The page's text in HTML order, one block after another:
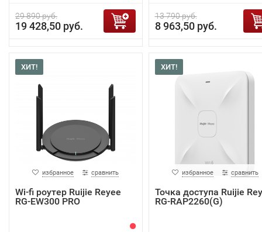
29 890 руб.
19 428,50 руб.
13 790 руб.
8 963,50 руб.
ХИТ!
избранное сравнить
Wi-fi роутер Ruijie Reyee
RG-EW300 PRO
ХИТ!
избранное сравнить
Точка доступа Ruijie
RG-RAP2260(G)